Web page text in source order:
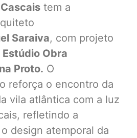
tem a
Saraiva, com projeto
Estúdio Obra
Proto. O
reforça o encontro da
vila atlântica com a luz
refletindo a
design atemporal da